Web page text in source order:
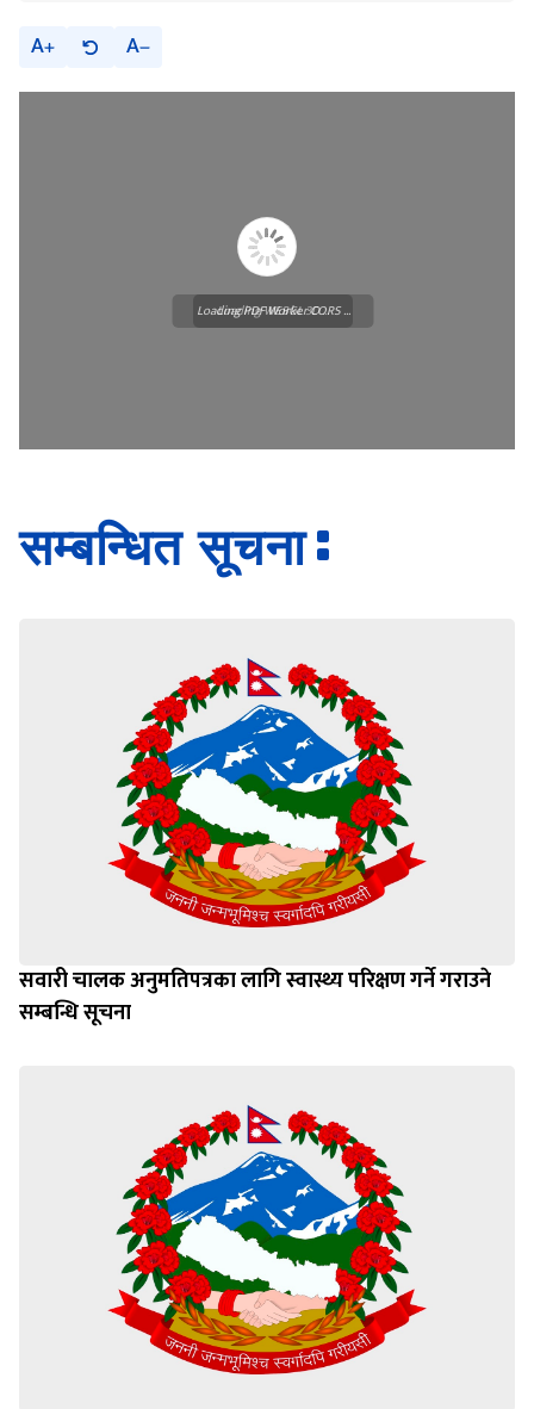
A A
Loading WEBGL 3D ...
Loading PDF Worker CORS ...
सम्बन्धित सूचना
सवारी चालक अनुमतिपत्रका लागि स्वास्थ्य परिक्षण गर्ने गराउने
सम्बन्धि सूचना